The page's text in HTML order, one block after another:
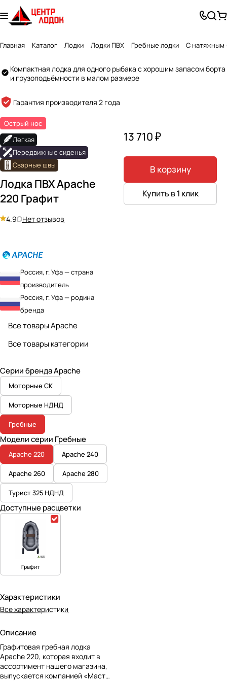
Главная Каталог Лодки Лодки ПВХ Гребные лодки С натяжным
Created by GlyphGenius Studio
Компактная лодка для одного рыбака с хорошим запасом борта
и грузоподъёмности в малом размере
Гарантия производителя 2 года
Острый нос
Легкая
Передвижные сиденья
Сварные швы
Лодка ПВХ Apache
220 Графит
4.9 Нет отзывов
Россия, г. Уфа — страна
производитель
Россия, г. Уфа — родина
бренда
Все товары Apache
Все товары категории
Серии бренда Apache
Моторные СК
Моторные НДНД
Гребные
Модели серии Гребные
Apache 220 Apache 240
Apache 260 Apache 280
Турист 325 НДНД
Доступные расцветки
Графит
Характеристики
Все характеристики
Описание
Графитовая гребная лодка
Apache 220, которая входит в
ассортимент нашего магазина,
выпускается компанией «Мастер
13 710 ₽
В корзину
Купить в 1 клик